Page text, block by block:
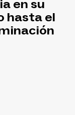
en su
hasta el